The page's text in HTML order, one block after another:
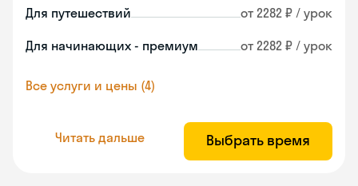
Для путешествий от 2282 ₽ / урок
Для начинающих - премиум от 2282 ₽ / урок
Все услуги и цены (4)
Читать дальше Выбрать время